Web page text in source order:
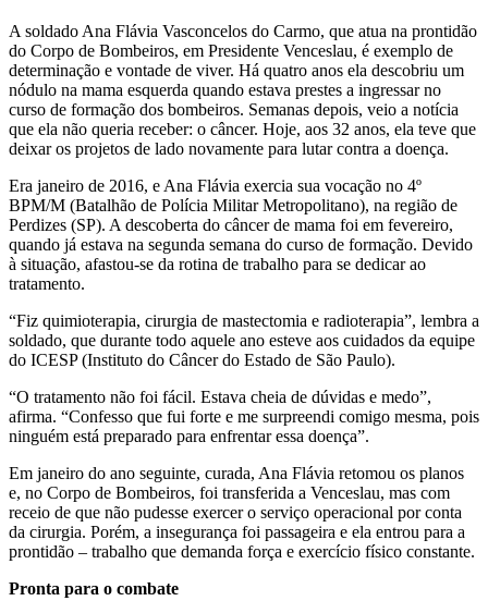
A soldado Ana Flávia Vasconcelos do Carmo, que atua na prontidão
do Corpo de Bombeiros, em Presidente Venceslau, é exemplo de
determinação e vontade de viver. Há quatro anos ela descobriu um
nódulo na mama esquerda quando estava prestes a ingressar no
curso de formação dos bombeiros. Semanas depois, veio a notícia
que ela não queria receber: o câncer. Hoje, aos 32 anos, ela teve que
deixar os projetos de lado novamente para lutar contra a doença.
Era janeiro de 2016, e Ana Flávia exercia sua vocação no 4º
BPM/M (Batalhão de Polícia Militar Metropolitano), na região de
Perdizes (SP). A descoberta do câncer de mama foi em fevereiro,
quando já estava na segunda semana do curso de formação. Devido
à situação, afastou-se da rotina de trabalho para se dedicar ao
tratamento.
“Fiz quimioterapia, cirurgia de mastectomia e radioterapia”, lembra a
soldado, que durante todo aquele ano esteve aos cuidados da equipe
do ICESP (Instituto do Câncer do Estado de São Paulo).
“O tratamento não foi fácil. Estava cheia de dúvidas e medo”,
afirma. “Confesso que fui forte e me surpreendi comigo mesma, pois
ninguém está preparado para enfrentar essa doença”.
Em janeiro do ano seguinte, curada, Ana Flávia retomou os planos
e, no Corpo de Bombeiros, foi transferida a Venceslau, mas com
receio de que não pudesse exercer o serviço operacional por conta
da cirurgia. Porém, a insegurança foi passageira e ela entrou para a
prontidão – trabalho que demanda força e exercício físico constante.
Pronta para o combate